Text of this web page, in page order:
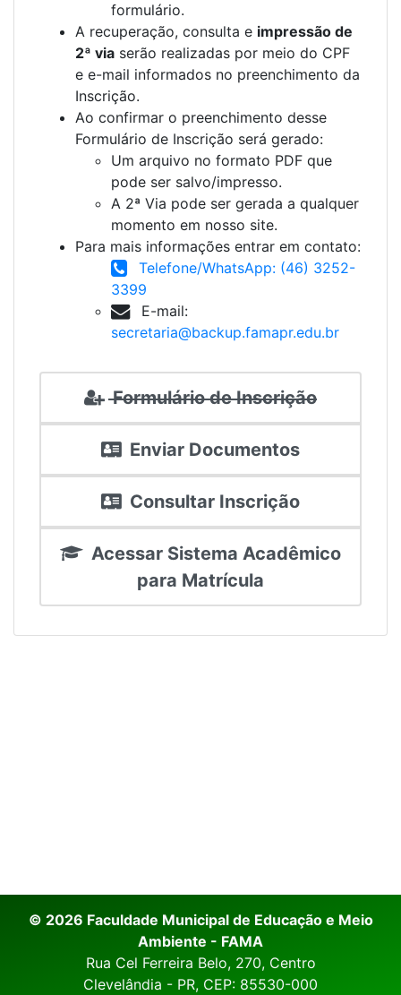
formulário.
A recuperação, consulta e impressão de
2ª via serão realizadas por meio do CPF
e e-mail informados no preenchimento da
Inscrição.
Ao confirmar o preenchimento desse
Formulário de Inscrição será gerado:
Um arquivo no formato PDF que
pode ser salvo/impresso.
A 2ª Via pode ser gerada a qualquer
momento em nosso site.
Para mais informações entrar em contato:
Telefone/WhatsApp: (46) 3252-
3399
E-mail:
secretaria@backup.famapr.edu.br
Formulário de Inscrição
Enviar Documentos
Consultar Inscrição
Acessar Sistema Acadêmico
para Matrícula
© 2026 Faculdade Municipal de Educação e Meio
Ambiente - FAMA
Rua Cel Ferreira Belo, 270, Centro
Clevelândia - PR, CEP: 85530-000